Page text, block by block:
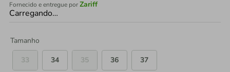
Fornecido e entregue porZariff
Carregando…
Tamanho
33
34 35 36 37